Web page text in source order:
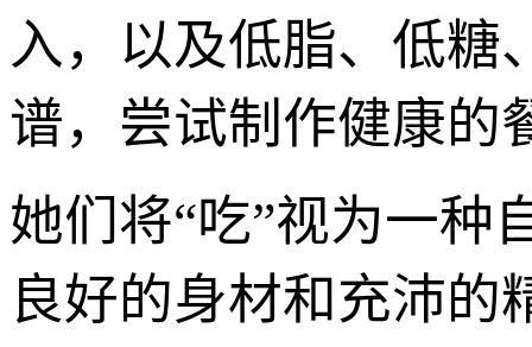
入，以及低脂、低糖
谱，尝试制作健康的
她们将“吃”视为一种
良好的身材和充沛的